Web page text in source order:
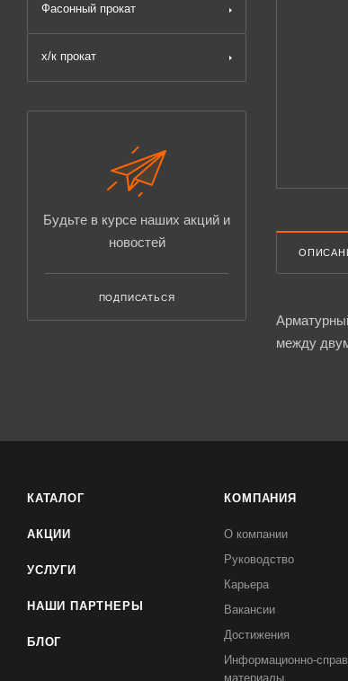
между
Фасонный прокат
х/к прокат
Будьте в курсе наших акций и
новостей
ПОДПИСАТЬСЯ
КАТАЛОГ
АКЦИИ
УСЛУГИ
НАШИ ПАРТНЕРЫ
БЛОГ
КОМПАНИЯ
О компании
Руководство
Карьера
Вакансии
Достижения
Информационно-
материалы